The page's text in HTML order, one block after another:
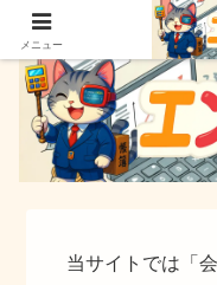
簿記で
当サイトでは「
メニュー